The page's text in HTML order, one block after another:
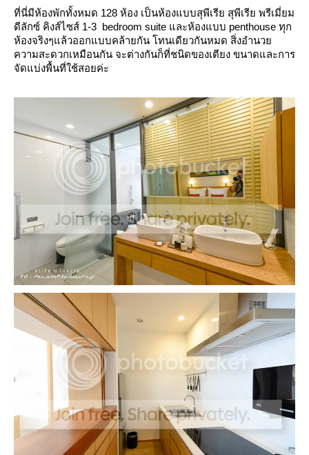
ที่นี่มีห้องพักทั้งหมด 128 ห้อง เป็นห้องแบบสุพีเรีย สุพีเรีย พรีเมี่ยม
ดีลักซ์ คิงส์ไซส์ 1-3 bedroom suite และห้องแบบ penthouse ทุก
ห้องจริงๆแล้วออกแบบคล้ายกัน โทนเดียวกันหมด สิ่งอำนว
ความสะดวกเหมือนกัน จะต่างกันก็ที่ชนิดของเตียง ขนาดและการ
จัดแบ่งพื้นที่ใช้สอยค่ะ